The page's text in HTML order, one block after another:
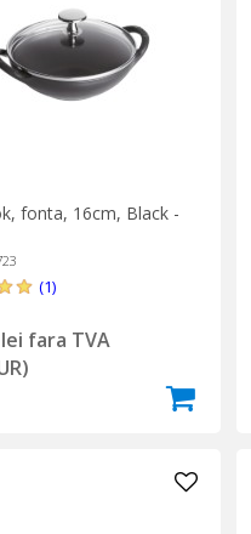
fonta, 16cm, Black -
(1)
fara TVA